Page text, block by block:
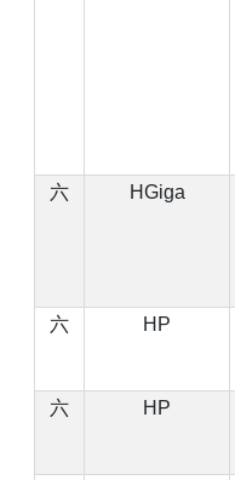
六 HGiga
六 HP
六 HP